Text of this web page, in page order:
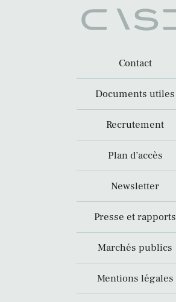
Contact
Documents utiles
Recrutement
Plan d’accès
Newsletter
Presse et rapports
Marchés publics
Mentions légales